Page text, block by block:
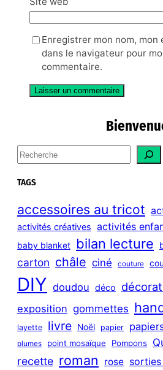
Enregistrer mon nom,
dans le navigateur pour
commentaire.
S
e
a
c
h
TAGS
accessoires au tricot
activités créatives activités
baby blanket bilan lecture
carton châle ciné couture
DIY doudou déco
exposition gommettes
layette livre Noël papier
plumes point mosaïque Pompons
recette roman rose